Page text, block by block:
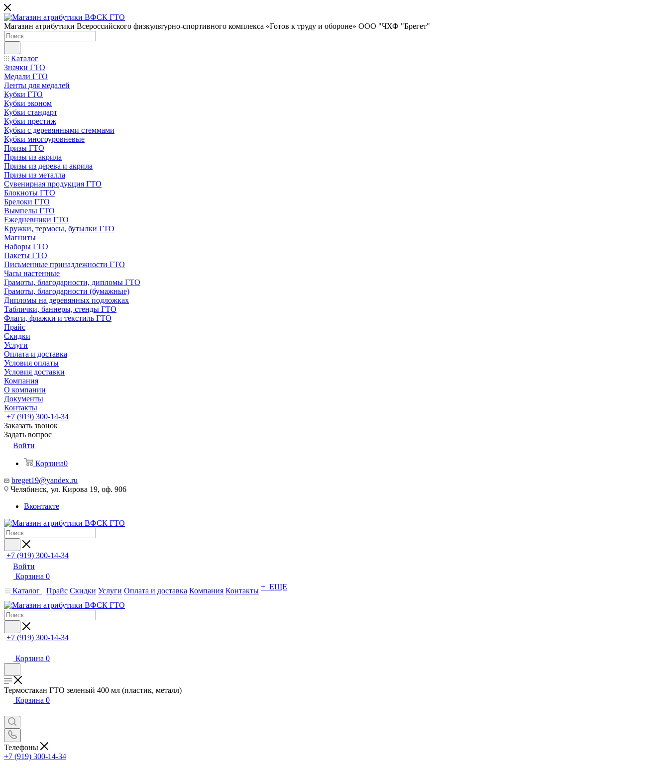
Магазин атрибутики Всероссийского физкультурно-спортивного комплекса «Готов к труду и обороне» ООО "ЧХФ "Брегет"
Каталог
Значки ГТО
Медали ГТО
Ленты для медалей
Кубки ГТО
Кубки эконом
Кубки стандарт
Кубки престиж
Кубки с деревянными стеммами
Кубки многоуровневые
Призы ГТО
Призы из акрила
Призы из дерева и акрила
Призы из металла
Сувенирная продукция ГТО
Блокноты ГТО
Брелоки ГТО
Вымпелы ГТО
Ежедневники ГТО
Кружки, термосы, бутылки ГТО
Магниты
Наборы ГТО
Пакеты ГТО
Письменные принадлежности ГТО
Часы настенные
Грамоты, благодарности, дипломы ГТО
Грамоты, благодарности (бумажные)
Дипломы на деревянных подложках
Таблички, баннеры, стенды ГТО
Флаги, флажки и текстиль ГТО
Прайс
Скидки
Услуги
Оплата и доставка
Условия оплаты
Условия доставки
Компания
О компании
Документы
Контакты
+7 (919) 300-14-34
Заказать звонок
Задать вопрос
Войти
Корзина0
breget19@yandex.ru
Челябинск, ул. Кирова 19, оф. 906
Вконтакте
+7 (919) 300-14-34
Войти
Корзина 0
Каталог
Прайс Скидки Услуги Оплата и доставка Компания Контакты + ЕЩЕ
+7 (919) 300-14-34
Корзина 0
Термостакан ГТО зеленый 400 мл (пластик, металл)
Корзина 0
Телефоны
+7 (919) 300-14-34